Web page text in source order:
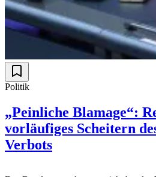
Politik
„Peinliche Blamage“:
vorläufiges Scheitern
Verbots